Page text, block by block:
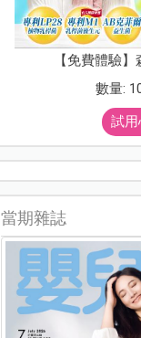
【免費體驗
數量:
試用
當期雜誌